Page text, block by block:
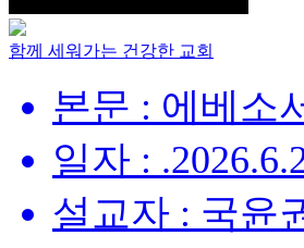
함께 세워가는 건강한 교회
본문 : 에베소
일자 :
설교자 : 국윤